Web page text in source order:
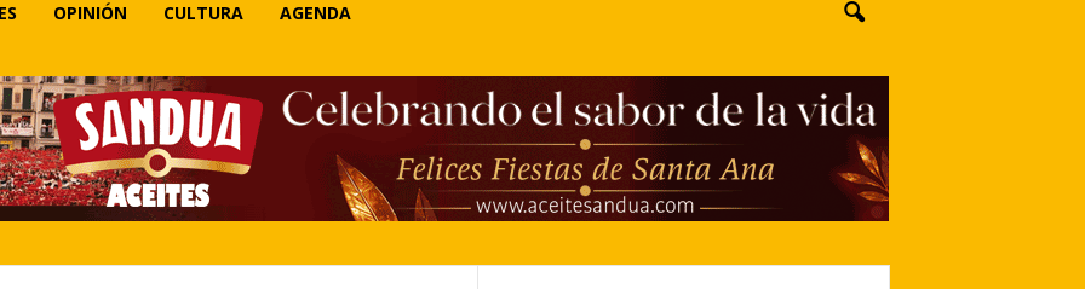
OPINIÓN CULTURA AGENDA